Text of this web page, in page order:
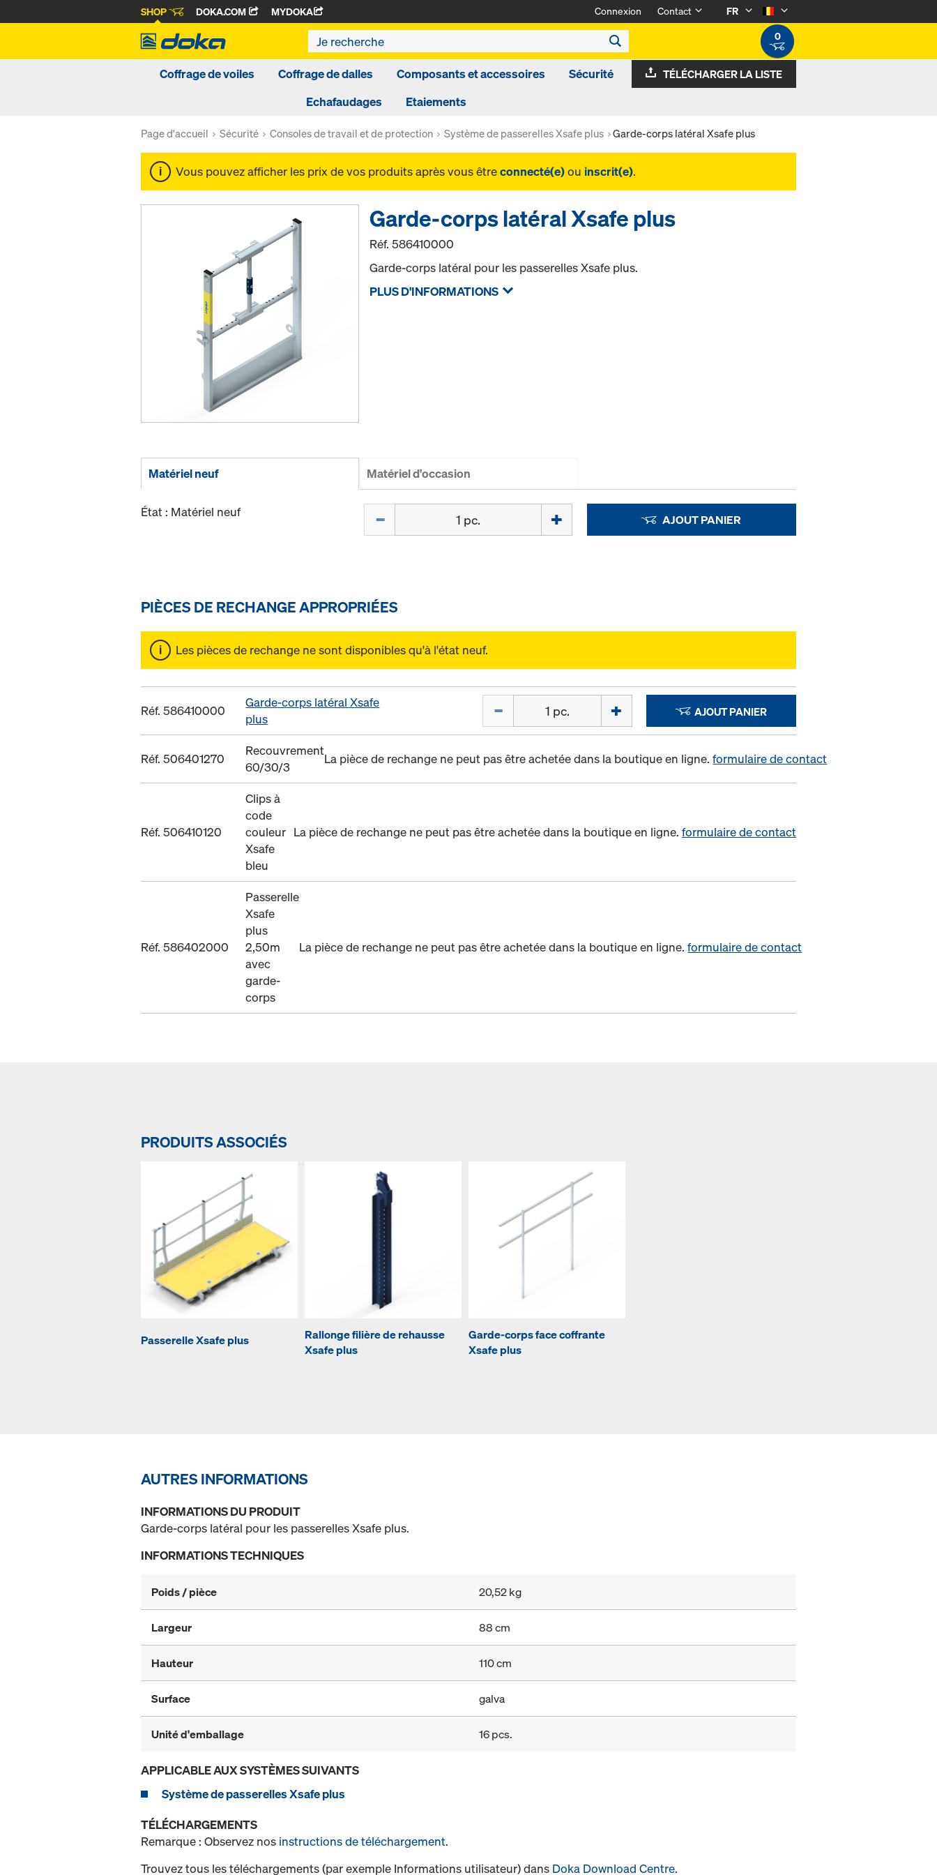
SHOP DOKA.COM MYDOKA Connexion Contact
FR
0
Coffrage de voiles Coffrage de dalles Composants et accessoires
Sécurité
Echafaudages
Etaiements
TÉLÉCHARGER LA LISTE
Page d'accueil Sécurité Consoles de travail et de protection Système de passerelles Xsafe plus Garde-corps latéral Xsafe plus
Vous pouvez afficher les prix de vos produits après vous êtreconnecté(e)ou inscrit(e).
Garde-corps latéral Xsafe plus
Réf.586410000
Garde-corps latéral pour les passerelles Xsafe plus.
PLUS D'INFORMATIONS
Matériel neuf Matériel d'occasion
État : Matériel neuf AJOUT PANIER
PIÈCES DE RECHANGE APPROPRIÉES
Les pièces de rechange ne sont disponibles qu'à l'état neuf.
Réf. 586410000
Garde-corps latéral Xsafe
plus
AJOUT PANIER
Réf. 506401270
Recouvrement
60/30/3
La pièce de rechange ne peut pas être achetée dans la boutique en ligne.formulaire de contact
Réf. 506410120
Clips à
code
couleur
Xsafe
bleu
La pièce de rechange ne peut pas être achetée dans la boutique en ligne. formulaire de contact
Réf. 586402000
Passerelle
Xsafe
plus
2,50m
avec
garde-
corps
La pièce de rechange ne peut pas être achetée dans la boutique en ligne.formulaire de contact
PRODUITS ASSOCIÉS
Passerelle Xsafe plus
Rallonge filière de rehausse
Xsafe plus
Garde-corps face coffrante
Xsafe plus
AUTRES INFORMATIONS
INFORMATIONS DU PRODUIT
Garde-corps latéral pour les passerelles Xsafe plus.
INFORMATIONS TECHNIQUES
Poids / pièce 20,52 kg
Largeur 88 cm
Hauteur 110 cm
Surface galva
Unité d'emballage 16 pcs.
APPLICABLE AUX SYSTÈMES SUIVANTS
Système de passerelles Xsafe plus
TÉLÉCHARGEMENTS
Remarque : Observez nos instructions de téléchargement.
Trouvez tous les téléchargements (par exemple Informations utilisateur) dans Doka Download Centre.